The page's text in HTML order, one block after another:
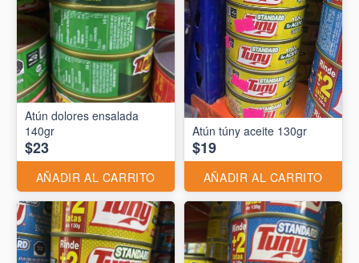
Atún dolores ensalada
140gr
$23
AÑADIR AL CARRITO
Atún túny aceite 130gr
$19
AÑADIR AL CARRITO